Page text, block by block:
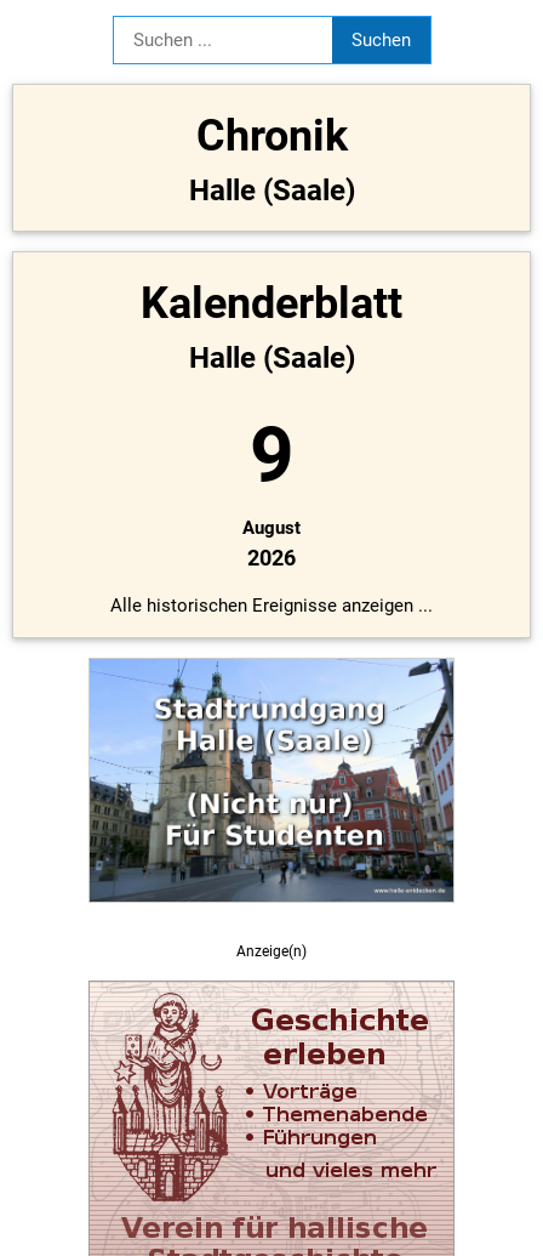
Chronik
Halle (Saale)
Kalenderblatt
Halle (Saale)
9
August
2026
Alle historischen Ereignisse anzeigen ...
Anzeige(n)